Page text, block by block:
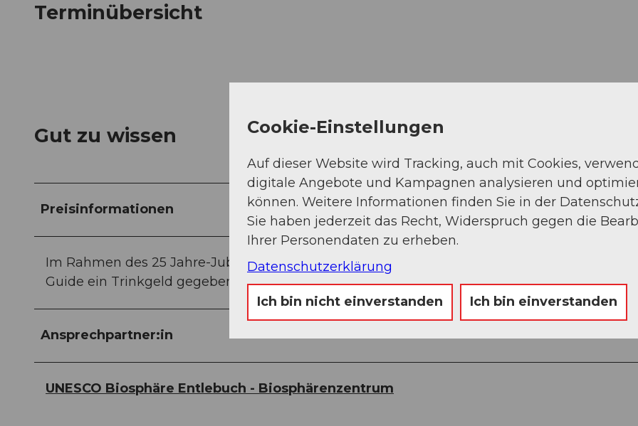
Terminübersicht
Gut zu wissen
Preisinformationen
Im Rahmen des 25 Jahre-Jubiläums der Biosphäre ist diese Exkursion kostenlos. Gerne darf
Guide ein Trinkgeld gegeben werden.
Ansprechpartner:in
UNESCO Biosphäre Entlebuch - Biosphärenzentrum
Cookie-Einstellungen
Auf dieser Website wird Tracking, auch mit Cookies,
digitale Angebote und Kampagnen analysieren und
können. Weitere Informationen finden Sie in der
Sie haben jederzeit das Recht, Widerspruch gegen die
Ihrer Personendaten zu erheben.
Datenschutzerklärung
Ich bin nicht einverstanden Ich bin einverstanden